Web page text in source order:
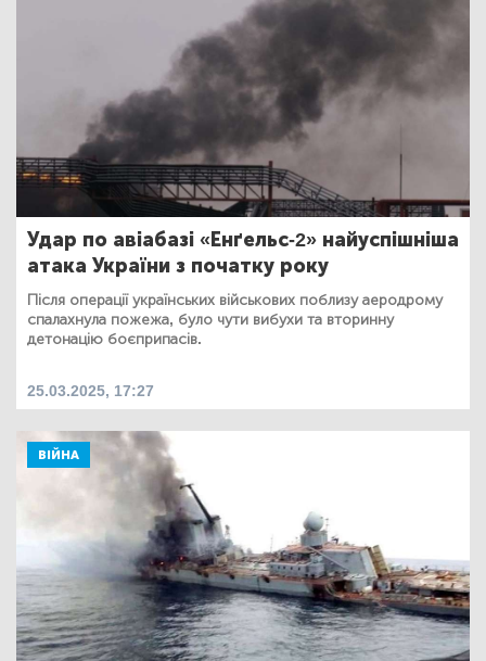
Удар по авіабазі «Енґельс-2» найуспішніша
атака України з початку року
Після операції українських військових поблизу аеродрому
спалахнула пожежа, було чути вибухи та вторинну
детонацію боєприпасів.
25.03.2025, 17:27
ВІЙНА